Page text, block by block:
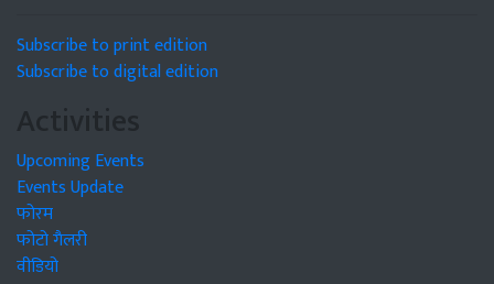
Subscribe to print edition
Subscribe to digital edition
Activities
Upcoming Events
Events Update
फोरम
फोटो गैलरी
वीडियो